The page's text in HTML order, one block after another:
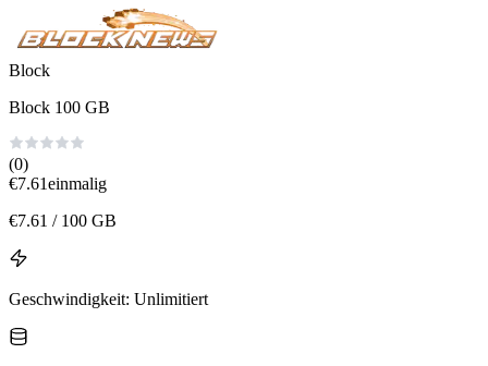
Block
Block 100 GB
(0)
€7.61einmalig
€7.61 / 100 GB
Geschwindigkeit: Unlimitiert